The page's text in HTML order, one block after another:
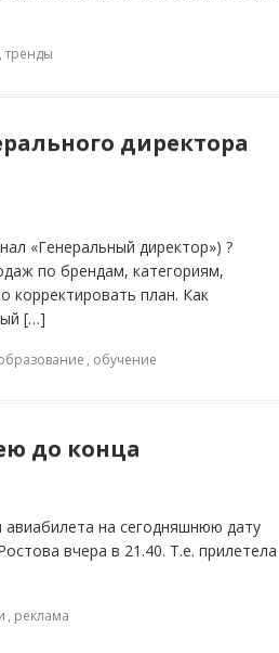
, тренды
директора
«Генеральный директор») ?
по брендам, категориям,
корректировать план. Как
[…]
, обучение
до конца
авиабилета на сегодняшнюю дату
вчера в 21.40. Т.е. прилетела
, реклама